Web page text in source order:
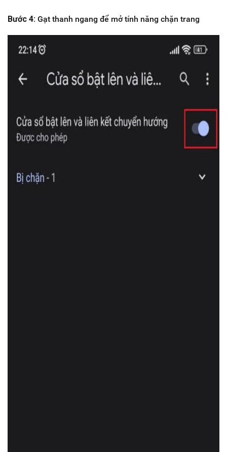
Bước 4: Gạt thanh ngang để mở tính năng chặn trang